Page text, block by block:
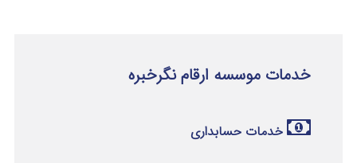
خدمات موسسه ارقام نگرخبره
خدمات حسابداری